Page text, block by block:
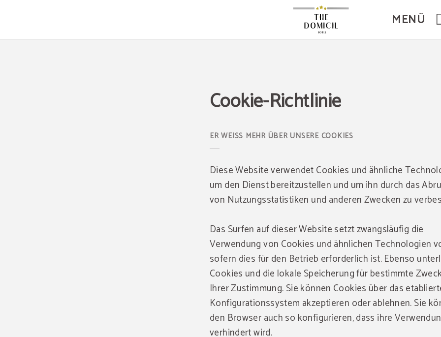
MENÜ
Cookie-Richtlinie - Offizielle Website
Cookie-Richtlinie
ER WEISS MEHR ÜBER UNSERE COOKIES
Diese Website verwendet Cookies und ähnliche
um den Dienst bereitzustellen und um ihn durch das
von Nutzungsstatistiken und anderen Zwecken zu
Das Surfen auf dieser Website setzt zwangsläufig die
Verwendung von Cookies und ähnlichen Technologien
sofern dies für den Betrieb erforderlich ist. Ebenso
Cookies und die lokale Speicherung für bestimmte
Ihrer Zustimmung. Sie können Cookies über das
Konfigurationssystem akzeptieren oder ablehnen. Sie
den Browser auch so konfigurieren, dass ihre
verhindert wird.